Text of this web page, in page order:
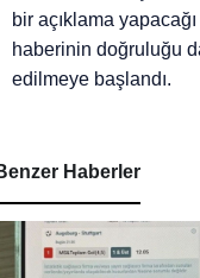
bir açıklama
haberinin doğruluğu
edilmeye başlandı.
Haberler